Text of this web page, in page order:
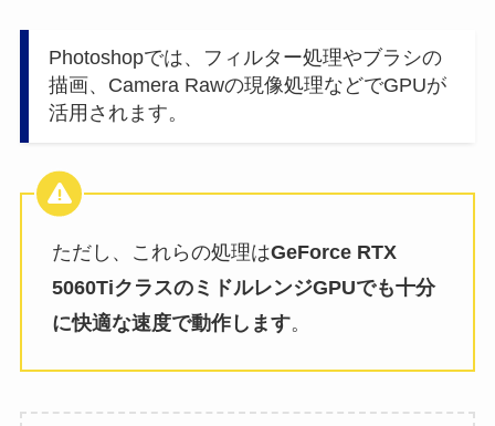
Photoshopでは、フィルター処理やブラシの
描画、Camera Rawの現像処理などでGPUが
活用されます。
ただし、これらの処理はGeForce RTX
5060TiクラスのミドルレンジGPUでも十分
に快適な速度で動作します。